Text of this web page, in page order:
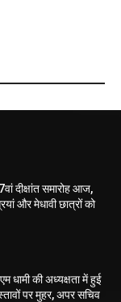
दीक्षांत समारोह आज,
और मेधावी छात्रों को
की अध्यक्षता में हुई
पर मुहर, अपर सचिव